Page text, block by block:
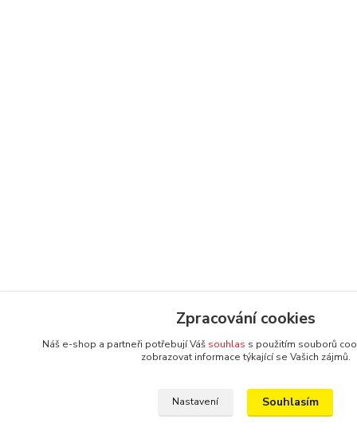
Zpracování cookies
Náš e-shop a partneři potřebují Váš souhlas s použitím souborů
zobrazovat informace týkající se Vašich zájmů.
Nastavení Souhlasím